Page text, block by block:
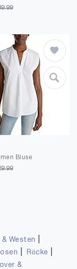
Bluse
Westen
Röcke
&